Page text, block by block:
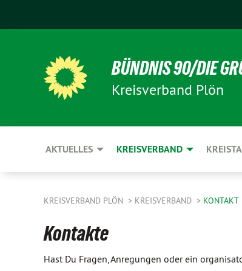
BÜNDNIS 90/DIE
Kreisverband Plön
AKTUELLES KREISVERBAND
KREISVERBAND PLÖN KREISVERBAND KONTAKT
Kontakte
Hast Du Fragen, Anregungen oder ein